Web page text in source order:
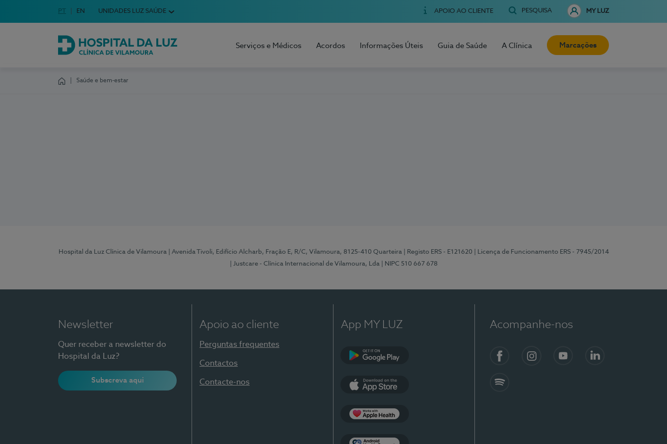
Escolha o seu idioma
Idioma em Português
PT English Language
EN UNIDADES LUZ SAÚDE APOIO AO CLIENTE PESQUISA MY LUZ
Hospital da Luz Clínica de Vilamoura
Serviços e Médicos Acordos Informações Úteis Guia de Saúde A Clínica Marcações
Saúde e bem-estar
Hospital da Luz Clínica de Vilamoura | Avenida Tivoli, Edifício Alcharb, Fração E, R/C, Vilamoura, 8125-410 Quarteira | Registo ERS - E121620
| Licença de Funcionamento ERS - 7945/2014
| Justcare - Clínica Internacional de Vilamoura, Lda
| NIPC 510 667 678
Newsletter
Quer receber a newsletter do
Hospital da Luz?
Subscreva aqui
Apoio ao cliente
Perguntas frequentes
Contactos
Contacte-nos
App MY LUZ Acompanhe-nos